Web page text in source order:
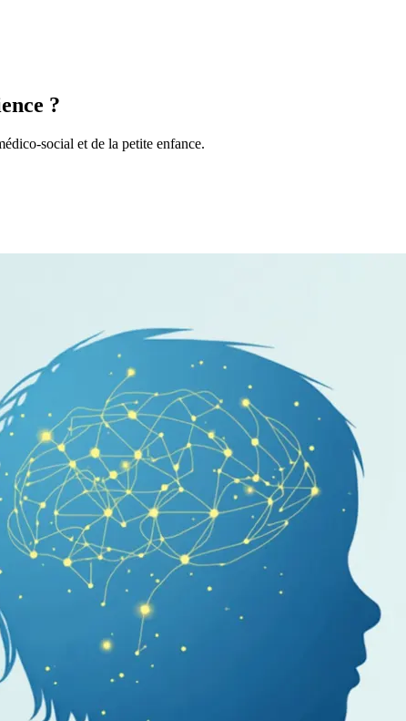
?
social et de la petite enfance.